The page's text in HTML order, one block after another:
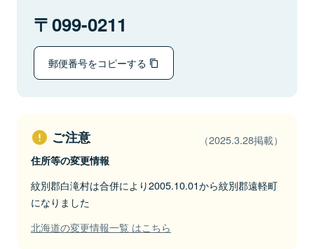
099-0211
郵便番号をコピーする
ご注意 （2025.3.28掲載）
住所等の変更情報
紋別郡白滝村は合併により2005.10.01から紋別郡遠軽町
になりました
北海道の変更情報一覧 はこちら